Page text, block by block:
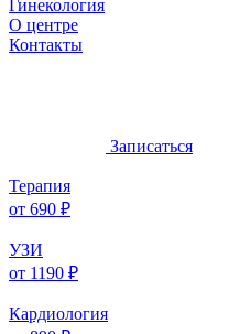
Гинекология
О центре
Контакты
Записаться
Терапия
от 690 ₽
УЗИ
от 1190 ₽
Кардиология